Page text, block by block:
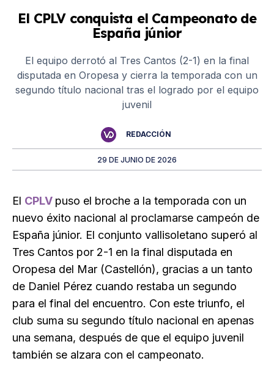
El CPLV conquista el Campeonato de
España júnior
El equipo derrotó al Tres Cantos (2-1) en la final
disputada en Oropesa y cierra la temporada con un
segundo título nacional tras el logrado por el equipo
juvenil
REDACCIÓN
29 DE JUNIO DE 2026
El CPLV puso el broche a la temporada con un
nuevo éxito nacional al proclamarse campeón de
España júnior. El conjunto vallisoletano superó al
Tres Cantos por 2-1 en la final disputada en
Oropesa del Mar (Castellón), gracias a un tanto
de Daniel Pérez cuando restaba un segundo
para el final del encuentro. Con este triunfo, el
club suma su segundo título nacional en apenas
una semana, después de que el equipo juvenil
también se alzara con el campeonato.